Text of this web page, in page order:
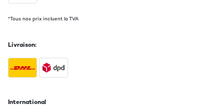
jeden Fall empfehlenswert...zumindest für mich, da ich
Traduire
zu empfehlen!
*Tous nos prix incluent la TVA
Livraison:
International